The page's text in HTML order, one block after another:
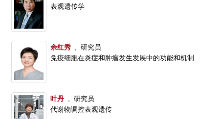
表观遗传学
余红秀 , 研究员
免疫细胞在炎症和肿瘤发生发展中的功能和机制
叶丹 , 研究员
代谢物调控表观遗传